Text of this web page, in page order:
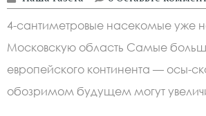
4-сантиметровые насекомые уже
Московскую область Самые
европейского континента — осы-
обозримом будущем могут